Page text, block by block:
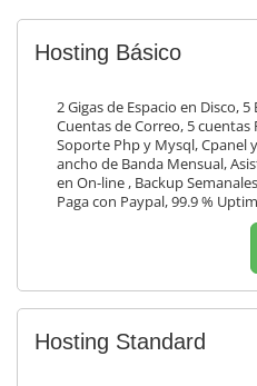
Hosting Básico
2 Gigas de Espacio en Disco,
Cuentas de Correo, 5 cuentas
Soporte Php y Mysql, Cpanel
ancho de Banda Mensual,
en On-line , Backup
Paga con Paypal, 99.9 %
Hosting Standard